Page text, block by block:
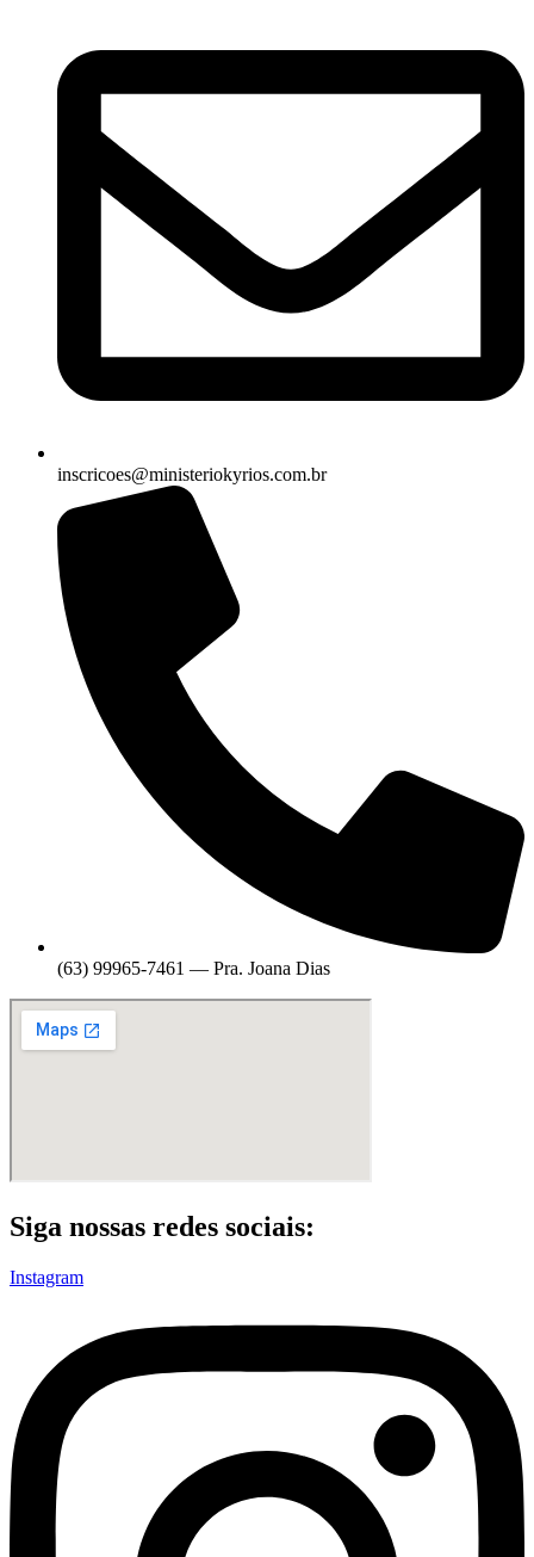
inscricoes@ministeriokyrios.com.br
(63) 99965-7461 — Pra. Joana Dias
Siga nossas redes sociais:
Instagram